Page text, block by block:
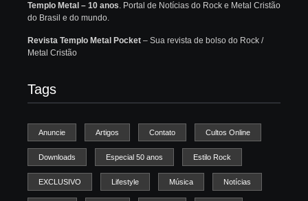
Templo Metal – 10 anos. Portal de Notícias do Rock e Metal Cristão
do Brasil e do mundo.
Revista Templo Metal Pocket – Sua revista de bolso do Rock /
Metal Cristão
Tags
Anuncie Artigos Contato Cultos Online
Downloads Especial 50 anos Estilo Rock
EXCLUSIVO Lifestyle Música Notícias